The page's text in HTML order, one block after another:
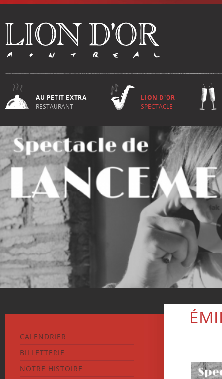
AU PETIT EXTRA
RESTAURANT
LION D'OR
SPECTACLE
CALENDRIER
BILLETTERIE
NOTRE HISTOIRE